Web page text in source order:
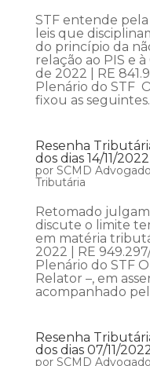
STF entende
leis que
do princípio da
relação ao PIS e
de 2022 | RE
Plenário do STF
fixou as
Resenha
dos dias 14/11/
por SCMD
Tributária
Retomado
discute o limite
em matéria
2022 | RE
Plenário do STF
Relator –, em
acompanhado
Resenha
dos dias 07/11/
por SCMD